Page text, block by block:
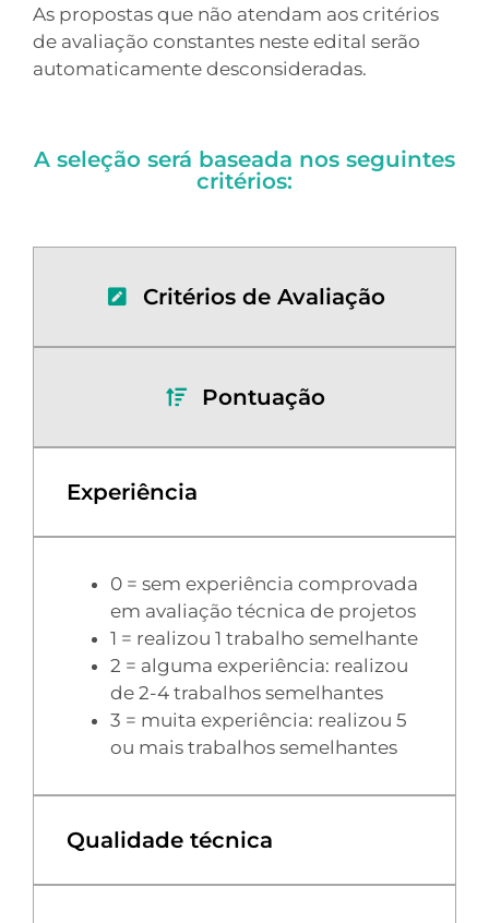
As propostas que não atendam aos critérios
de avaliação constantes neste edital serão
automaticamente desconsideradas.
A seleção será baseada nos seguintes
critérios:
Critérios de Avaliação
Pontuação
Experiência
0 = sem experiência comprovada
em avaliação técnica de projetos
1 = realizou 1 trabalho semelhante
2 = alguma experiência: realizou
de 2-4 trabalhos semelhantes
3 = muita experiência: realizou 5
ou mais trabalhos semelhantes
Qualidade técnica